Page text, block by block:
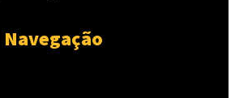
Navegação